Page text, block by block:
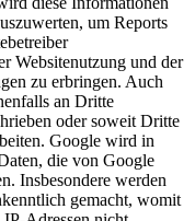
um Reports
Websitenutzung und der
zu erbringen. Auch
an Dritte
oder soweit Dritte
Google wird in
die von Google
Insbesondere werden
gemacht, womit